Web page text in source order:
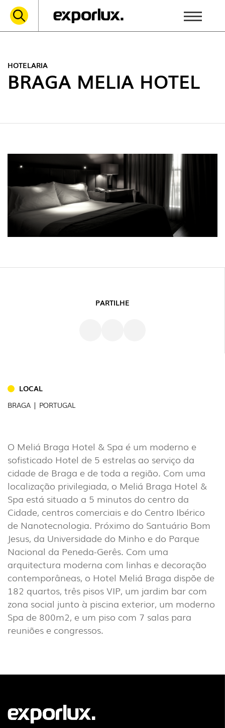
INTERIOR
EXTERIOR (22)
INDUSTRIAL (7)
DOWNLOADS
PROJETOS
INFORMAÇÃO LEGAL
A EXPORLUX
NOTÍCIAS
CONTACTOS
DENÚNCIAS
HOTELARIA
BRAGA MELIA HOTEL
PARTILHE
LOCAL
BRAGA | PORTUGAL
O Meliá Braga Hotel & Spa é um moderno e
sofisticado Hotel de 5 estrelas ao serviço da
cidade de Braga e de toda a região. Com uma
localização privilegiada, o Meliá Braga Hotel &
Spa está situado a 5 minutos do centro da
Cidade, centros comerciais e do Centro Ibérico
de Nanotecnologia. Próximo do Santuário Bom
Jesus, da Universidade do Minho e do Parque
Nacional da Peneda-Gerês. Com uma
arquitectura moderna com linhas e decoração
contemporâneas, o Hotel Meliá Braga dispõe de
182 quartos, três pisos VIP, um jardim bar com
zona social junto à piscina exterior, um moderno
Spa de 800m2, e um piso com 7 salas para
reuniões e congressos.